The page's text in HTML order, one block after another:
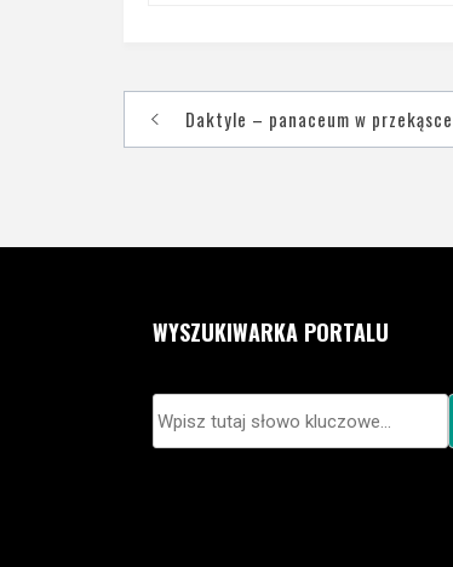
Nawigacja
wpisu
Daktyle – panaceum w przekąsce
WYSZUKIWARKA PORTALU